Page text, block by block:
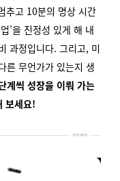
추고 10분의 명상 시간
’을 진정성 있게 해 내
과정입니다. 그리고, 미
른 무언가가 있는지 생
계씩 성장을 이뤄 가는
보세요!